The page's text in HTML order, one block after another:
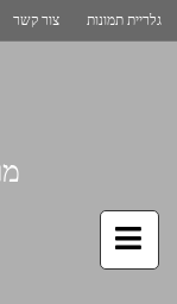
גלריית תמונות צור קשר